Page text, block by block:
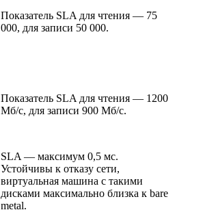
Показатель SLA для чтения — 75
000, для записи 50 000.
Показатель SLA для чтения — 1200
Мб/с, для записи 900 Мб/с.
SLA — максимум 0,5 мс.
Устойчивы к отказу сети,
виртуальная машина с такими
дисками максимально близка к bare
metal.